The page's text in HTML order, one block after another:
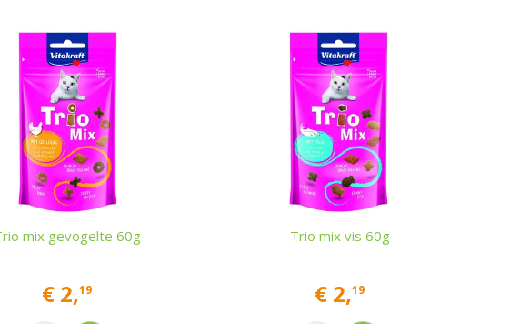
mix gevogelte 60g
€ 2,19
Trio mix vis 60g
€ 2,19